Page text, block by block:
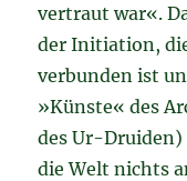
vertraut war«.
der Initiation,
verbunden ist
»Künste« des
des Ur-Druiden)
die Welt nichts